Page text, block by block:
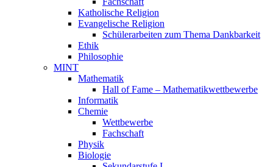
Katholische Religion
Evangelische Religion
Schülerarbeiten zum Thema Dankbarkeit
Ethik
Philosophie
MINT
Mathematik
Hall of Fame – Mathematikwettbewerbe
Informatik
Chemie
Wettbewerbe
Fachschaft
Physik
Biologie